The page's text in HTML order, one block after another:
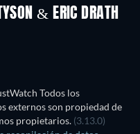
& ERIC DRATH
Todos los
externos son propiedad de
propietarios. (3.13.0)